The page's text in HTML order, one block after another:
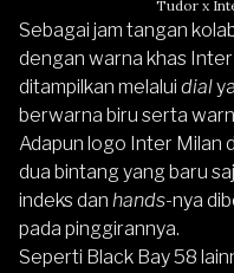
Tudor x
Sebagai jam tangan
dengan warna khas Inter
ditampilkan melalui dial
berwarna biru serta
Adapun logo Inter Milan
dua bintang yang baru
indeks dan hands-nya
pada pinggirannya.
Seperti Black Bay 58